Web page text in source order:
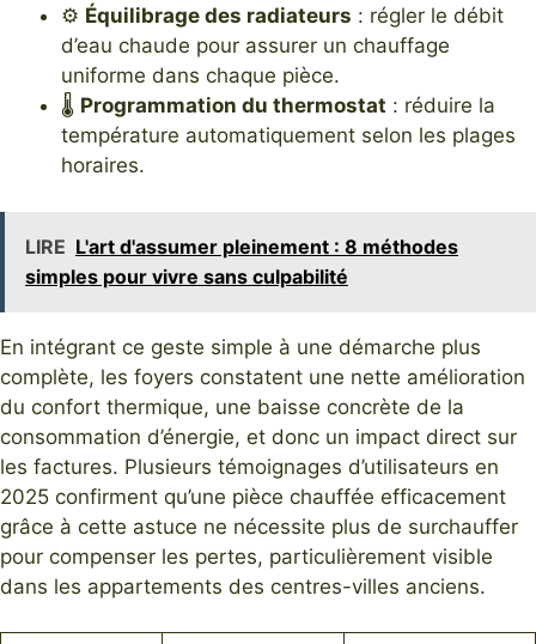
⚙️ Équilibrage des radiateurs : régler le débit
d’eau chaude pour assurer un chauffage
uniforme dans chaque pièce.
🌡️ Programmation du thermostat : réduire la
température automatiquement selon les plages
horaires.
LIRE L'art d'assumer pleinement : 8 méthodes
simples pour vivre sans culpabilité
En intégrant ce geste simple à une démarche plus
complète, les foyers constatent une nette amélioration
du confort thermique, une baisse concrète de la
consommation d’énergie, et donc un impact direct sur
les factures. Plusieurs témoignages d’utilisateurs en
2025 confirment qu’une pièce chauffée efficacement
grâce à cette astuce ne nécessite plus de surchauffer
pour compenser les pertes, particulièrement visible
dans les appartements des centres-villes anciens.